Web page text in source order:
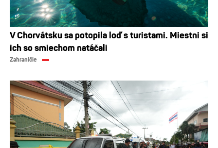
V Chorvátsku sa potopila loď s turistami. Miestni si
ich so smiechom natáčali
Zahraničie